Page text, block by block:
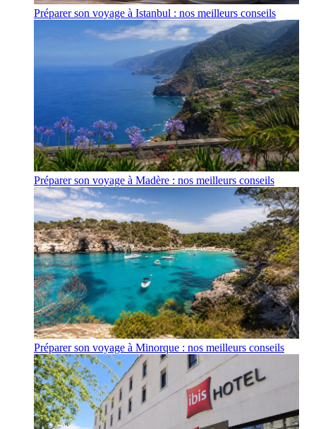
Préparer son voyage à Istanbul : nos meilleurs conseils
Préparer son voyage à Madère : nos meilleurs conseils
Préparer son voyage à Minorque : nos meilleurs conseils